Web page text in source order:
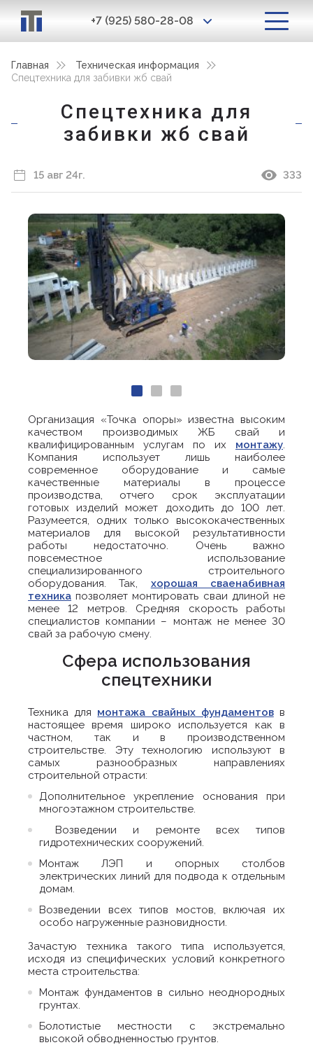
+7 (925) 580-28-08
Главная
Техническая информация
Спецтехника для забивки жб свай
Спецтехника для
забивки жб свай
15 авг 24г. 333
Организация «Точка опоры» известна высоким
качеством производимых ЖБ свай и
квалифицированным услугам по их
монтажу.
Компания использует лишь наиболее
современное оборудование и самые
качественные материалы в процессе
производства, отчего срок эксплуатации
готовых изделий может доходить до 100 лет.
Разумеется, одних только высококачественных
материалов для высокой результативности
работы недостаточно. Очень важно
повсеместное использование
специализированного строительного
оборудования. Так,
хорошая сваенабивная
техника позволяет монтировать сваи длиной не
менее 12 метров. Средняя скорость работы
специалистов компании – монтаж не менее 30
свай за рабочую смену.
Сфера использования
спецтехники
Техника для монтажа свайных фундаментов в
настоящее время широко используется как в
частном, так и в производственном
строительстве. Эту технологию используют в
самых разнообразных направлениях
строительной отрасти:
Дополнительное укрепление основания при
многоэтажном строительстве.
Возведении и ремонте всех типов
гидротехнических сооружений.
Монтаж ЛЭП и опорных столбов
электрических линий для подвода к отдельным
домам.
Возведении всех типов мостов, включая их
особо нагруженные разновидности.
Зачастую техника такого типа используется,
исходя из специфических условий конкретного
места строительства:
Монтаж фундаментов в сильно неоднородных
грунтах.
Болотистые местности с экстремально
высокой обводненностью грунтов.